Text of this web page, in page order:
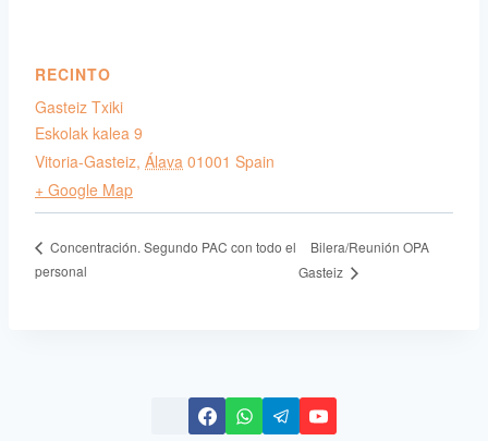
RECINTO
Gasteiz Txiki
Eskolak kalea 9
Vitoria-Gasteiz, Álava 01001 Spain
+ Google Map
Concentración. Segundo PAC con todo el
personal
Bilera/Reunión OPA
Gasteiz